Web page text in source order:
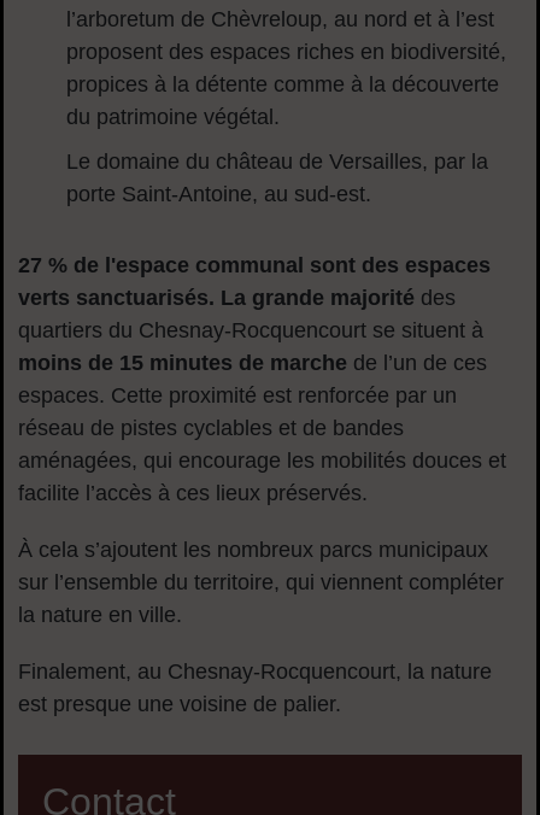
l’arboretum de Chèvreloup, au nord et à l’est
proposent des espaces riches en biodiversité,
propices à la détente comme à la découverte
du patrimoine végétal.
Le domaine du château de Versailles, par la
porte Saint-Antoine, au sud-est.
27 % de l'espace communal sont des espaces
verts sanctuarisés. La grande majorité des
quartiers du Chesnay-Rocquencourt se situent à
moins de 15 minutes de marche de l’un de ces
espaces. Cette proximité est renforcée par un
réseau de pistes cyclables et de bandes
aménagées, qui encourage les mobilités douces et
facilite l’accès à ces lieux préservés.
À cela s’ajoutent les nombreux parcs municipaux
sur l’ensemble du territoire, qui viennent compléter
la nature en ville.
Finalement, au Chesnay-Rocquencourt, la nature
est presque une voisine de palier.
Contact